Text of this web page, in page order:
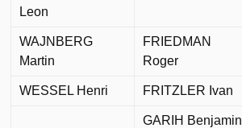
Leon
WAJNBERG
Martin
FRIEDMAN
Roger
WESSEL Henri FRITZLER Ivan
GARIH Benjamin